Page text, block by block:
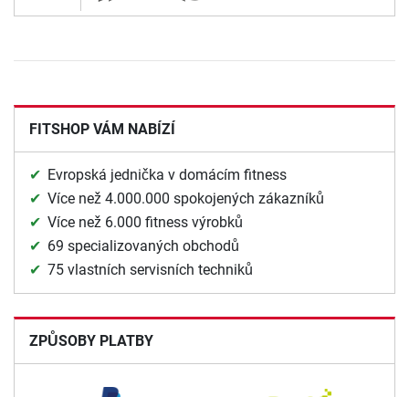
FITSHOP VÁM NABÍZÍ
Evropská jednička v domácím fitness
Více než 4.000.000 spokojených zákazníků
Více než 6.000 fitness výrobků
69 specializovaných obchodů
75 vlastních servisních techniků
ZPŮSOBY PLATBY